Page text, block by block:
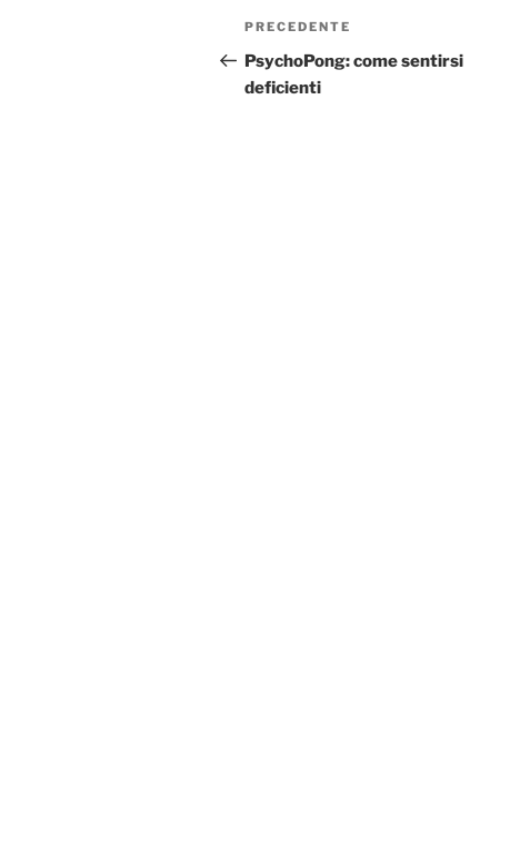
Navigazione
articoli
Articolo
precedente:
PRECEDENTE
PsychoPong: come sentirsi
deficienti